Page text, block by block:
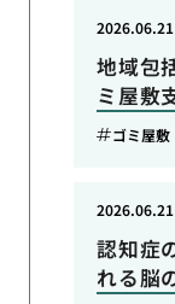
地域包
ミ屋敷
2026.06.21
ゴミ屋敷
認知症
れる脳
2026.06.21